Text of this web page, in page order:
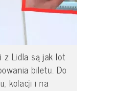
z Lidla są jak lot
biletu. Do
kolacji i na